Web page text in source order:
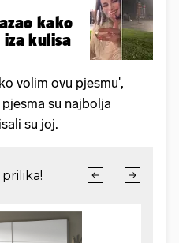
kako
kulisa
volim ovu pjesmu',
su najbolja
su joj.